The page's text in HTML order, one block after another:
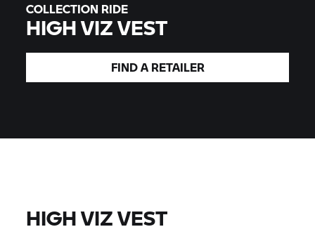
COLLECTION RIDE
HIGH VIZ VEST
FIND A RETAILER
HIGH VIZ VEST